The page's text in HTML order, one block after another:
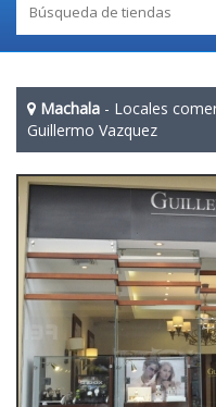
Machala - Locales
Guillermo Vazquez